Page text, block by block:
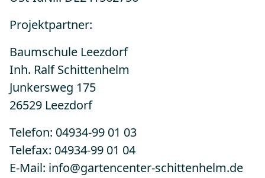
Projektpartner:
Baumschule Leezdorf
Inh. Ralf Schittenhelm
Junkersweg 175
26529 Leezdorf
Telefon: 04934-99 01 03
Telefax: 04934-99 01 04
E-Mail: info@gartencenter-schittenhelm.de